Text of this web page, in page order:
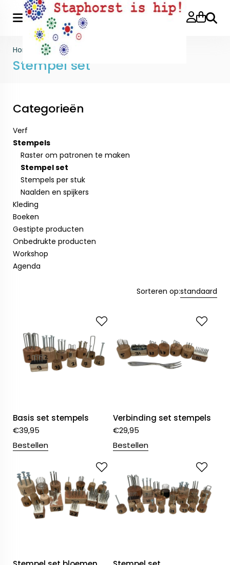
Home >Stempels
Stempel set
Categorieën
Verf
Stempels
Raster om patronen te maken
Stempel set
Stempels per stuk
Naalden en spijkers
Kleding
Boeken
Gestipte producten
Onbedrukte producten
Workshop
Agenda
Sorteren op:standaard
Basis set stempels
€39,95
Bestellen
Verbinding set stempels
€29,95
Bestellen